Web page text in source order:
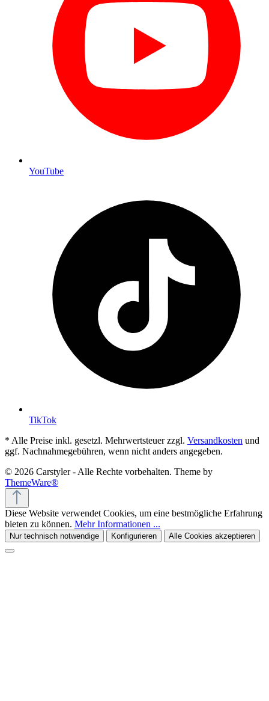
YouTube
TikTok
* Alle Preise inkl. gesetzl. Mehrwertsteuer zzgl. Versandkosten und
ggf. Nachnahmegebühren, wenn nicht anders angegeben.
© 2026 Carstyler - Alle Rechte vorbehalten. Theme by
ThemeWare®
Diese Website verwendet Cookies, um eine bestmögliche Erfahrung
bieten zu können. Mehr Informationen ...
Nur technisch notwendige Konfigurieren Alle Cookies akzeptieren